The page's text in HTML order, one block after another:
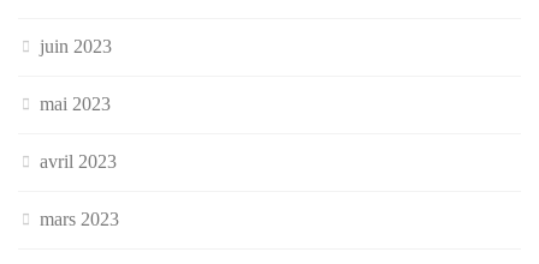
juin 2023
mai 2023
avril 2023
mars 2023